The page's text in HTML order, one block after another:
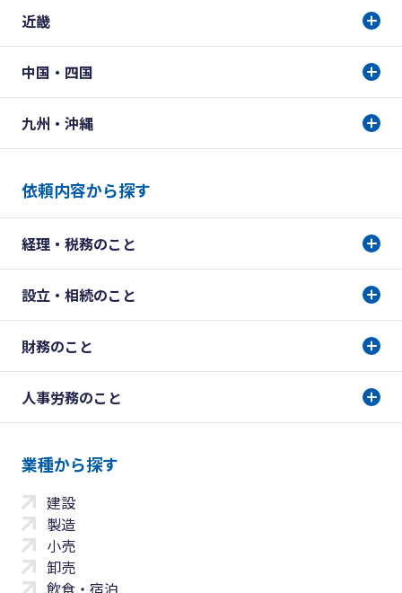
近畿
中国・四国
九州・沖縄
依頼内容から探す
経理・税務のこと
設立・相続のこと
財務のこと
人事労務のこと
業種から探す
建設
製造
小売
卸売